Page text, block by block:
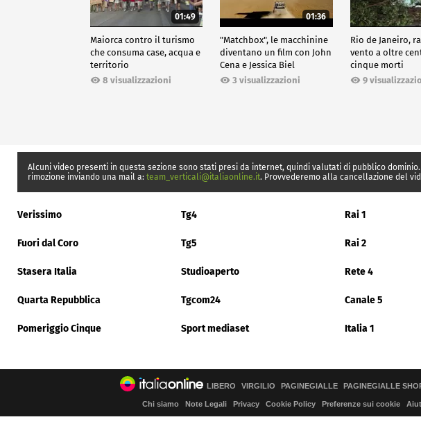
01:49
Maiorca contro il turismo
che consuma case, acqua e
territorio
8 visualizzazioni
01:36
"Matchbox", le macchinine
diventano un film con John
Cena e Jessica Biel
3 visualizzazioni
Rio de Janeiro,
vento a oltre
cinque morti
9
Alcuni video presenti in questa sezione sono stati presi da internet, quindi valutati di pubblico
rimozione inviando una mail a: team_verticali@italiaonline.it. Provvederemo alla cancellazione del
Verissimo Tg4 Rai 1
Fuori dal Coro Tg5 Rai 2
Stasera Italia Studioaperto Rete 4
Quarta Repubblica Tgcom24 Canale 5
Pomeriggio Cinque Sport mediaset Italia 1
LIBERO VIRGILIO PAGINEGIALLE PAGINEGIALLE
Chi siamo Note Legali Privacy Cookie Policy Preferenze sui cookie